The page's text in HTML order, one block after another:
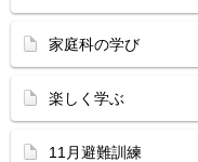
家庭科の学び
楽しく学ぶ
11月避難訓練